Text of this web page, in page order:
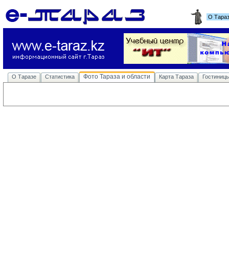
О
О Таразе Статистика Фото Тараза и области Карта Тараза